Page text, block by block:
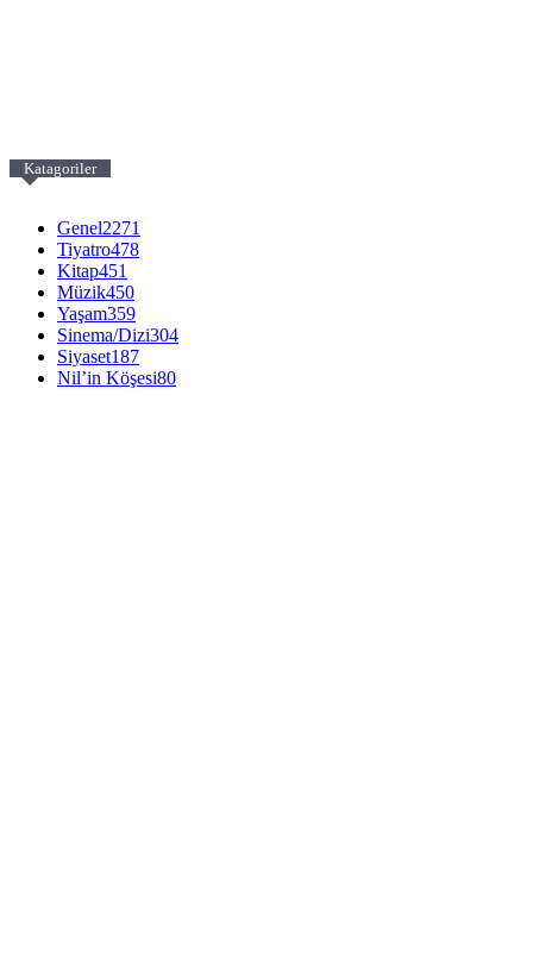
Katagoriler
Genel2271
Tiyatro478
Kitap451
Müzik450
Yaşam359
Sinema/Dizi304
Siyaset187
Nil’in Köşesi80